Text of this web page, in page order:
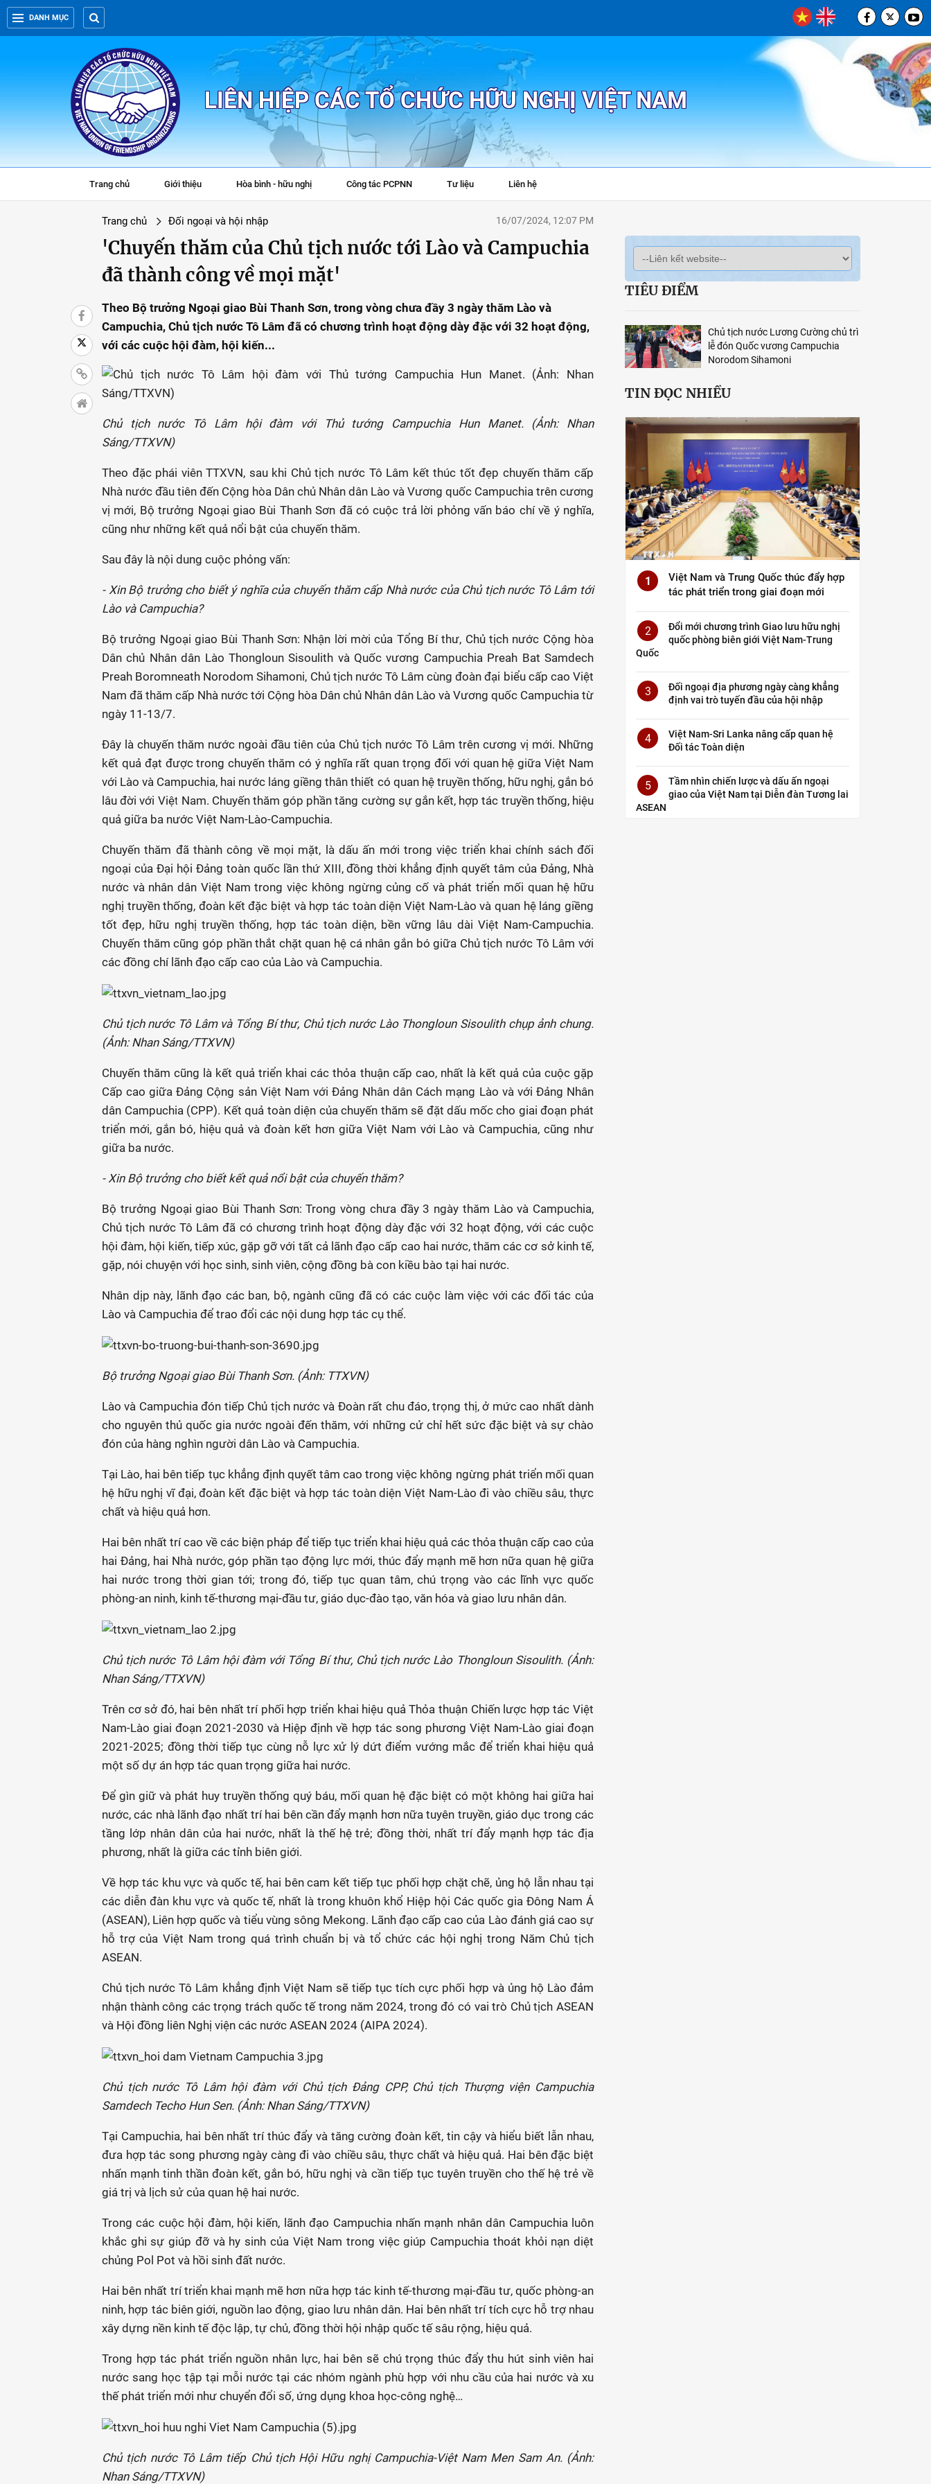
DANH MỤC
LIÊN HIỆP CÁC TỔ CHỨC HỮU NGHỊ VIỆT NAM
Trang chủ Giới thiệu Hòa bình - hữu nghị Công tác PCPNN Tư liệu Liên hệ
Trang chủ Đối ngoại và hội nhập 16/07/2024, 12:07 PM
'Chuyến thăm của Chủ tịch nước tới Lào và Campuchia
đã thành công về mọi mặt'
Theo Bộ trưởng Ngoại giao Bùi Thanh Sơn, trong vòng chưa đầy 3 ngày thăm Lào và
Campuchia, Chủ tịch nước Tô Lâm đã có chương trình hoạt động dày đặc với 32 hoạt động,
với các cuộc hội đàm, hội kiến...
Chủ tịch nước Tô Lâm hội đàm với Thủ tướng Campuchia Hun Manet. (Ảnh: Nhan
Sáng/TTXVN)
Theo đặc phái viên TTXVN, sau khi Chủ tịch nước Tô Lâm kết thúc tốt đẹp chuyến thăm cấp
Nhà nước đầu tiên đến Cộng hòa Dân chủ Nhân dân Lào và Vương quốc Campuchia trên cương
vị mới, Bộ trưởng Ngoại giao Bùi Thanh Sơn đã có cuộc trả lời phỏng vấn báo chí về ý nghĩa,
cũng như những kết quả nổi bật của chuyến thăm.
Sau đây là nội dung cuộc phỏng vấn:
- Xin Bộ trưởng cho biết ý nghĩa của chuyến thăm cấp Nhà nước của Chủ tịch nước Tô Lâm tới
Lào và Campuchia?
Bộ trưởng Ngoại giao Bùi Thanh Sơn: Nhận lời mời của Tổng Bí thư, Chủ tịch nước Cộng hòa
Dân chủ Nhân dân Lào Thongloun Sisoulith và Quốc vương Campuchia Preah Bat Samdech
Preah Boromneath Norodom Sihamoni, Chủ tịch nước Tô Lâm cùng đoàn đại biểu cấp cao Việt
Nam đã thăm cấp Nhà nước tới Cộng hòa Dân chủ Nhân dân Lào và Vương quốc Campuchia từ
ngày 11-13/7.
Đây là chuyến thăm nước ngoài đầu tiên của Chủ tịch nước Tô Lâm trên cương vị mới. Những
kết quả đạt được trong chuyến thăm có ý nghĩa rất quan trọng đối với quan hệ giữa Việt Nam
với Lào và Campuchia, hai nước láng giềng thân thiết có quan hệ truyền thống, hữu nghị, gắn bó
lâu đời với Việt Nam. Chuyến thăm góp phần tăng cường sự gắn kết, hợp tác truyền thống, hiệu
quả giữa ba nước Việt Nam-Lào-Campuchia.
Chuyến thăm đã thành công về mọi mặt, là dấu ấn mới trong việc triển khai chính sách đối
ngoại của Đại hội Đảng toàn quốc lần thứ XIII, đồng thời khẳng định quyết tâm của Đảng, Nhà
nước và nhân dân Việt Nam trong việc không ngừng củng cố và phát triển mối quan hệ hữu
nghị truyền thống, đoàn kết đặc biệt và hợp tác toàn diện Việt Nam-Lào và quan hệ láng giềng
tốt đẹp, hữu nghị truyền thống, hợp tác toàn diện, bền vững lâu dài Việt Nam-Campuchia.
Chuyến thăm cũng góp phần thắt chặt quan hệ cá nhân gắn bó giữa Chủ tịch nước Tô Lâm với
các đồng chí lãnh đạo cấp cao của Lào và Campuchia.
Chủ tịch nước Tô Lâm và Tổng Bí thư, Chủ tịch nước Lào Thongloun Sisoulith chụp ảnh chung.
(Ảnh: Nhan Sáng/TTXVN)
Chuyến thăm cũng là kết quả triển khai các thỏa thuận cấp cao, nhất là kết quả của cuộc gặp
Cấp cao giữa Đảng Cộng sản Việt Nam với Đảng Nhân dân Cách mạng Lào và với Đảng Nhân
dân Campuchia (CPP). Kết quả toàn diện của chuyến thăm sẽ đặt dấu mốc cho giai đoạn phát
triển mới, gắn bó, hiệu quả và đoàn kết hơn giữa Việt Nam với Lào và Campuchia, cũng như
giữa ba nước.
- Xin Bộ trưởng cho biết kết quả nổi bật của chuyến thăm?
Bộ trưởng Ngoại giao Bùi Thanh Sơn: Trong vòng chưa đầy 3 ngày thăm Lào và Campuchia,
Chủ tịch nước Tô Lâm đã có chương trình hoạt động dày đặc với 32 hoạt động, với các cuộc
hội đàm, hội kiến, tiếp xúc, gặp gỡ với tất cả lãnh đạo cấp cao hai nước, thăm các cơ sở kinh tế,
gặp, nói chuyện với học sinh, sinh viên, cộng đồng bà con kiều bào tại hai nước.
Nhân dịp này, lãnh đạo các ban, bộ, ngành cũng đã có các cuộc làm việc với các đối tác của
Lào và Campuchia để trao đổi các nội dung hợp tác cụ thể.
Bộ trưởng Ngoại giao Bùi Thanh Sơn. (Ảnh: TTXVN)
Lào và Campuchia đón tiếp Chủ tịch nước và Đoàn rất chu đáo, trọng thị, ở mức cao nhất dành
cho nguyên thủ quốc gia nước ngoài đến thăm, với những cử chỉ hết sức đặc biệt và sự chào
đón của hàng nghìn người dân Lào và Campuchia.
Tại Lào, hai bên tiếp tục khẳng định quyết tâm cao trong việc không ngừng phát triển mối quan
hệ hữu nghị vĩ đại, đoàn kết đặc biệt và hợp tác toàn diện Việt Nam-Lào đi vào chiều sâu, thực
chất và hiệu quả hơn.
Hai bên nhất trí cao về các biện pháp để tiếp tục triển khai hiệu quả các thỏa thuận cấp cao của
hai Đảng, hai Nhà nước, góp phần tạo động lực mới, thúc đẩy mạnh mẽ hơn nữa quan hệ giữa
hai nước trong thời gian tới; trong đó, tiếp tục quan tâm, chú trọng vào các lĩnh vực quốc
phòng-an ninh, kinh tế-thương mại-đầu tư, giáo dục-đào tạo, văn hóa và giao lưu nhân dân.
Chủ tịch nước Tô Lâm hội đàm với Tổng Bí thư, Chủ tịch nước Lào Thongloun Sisoulith. (Ảnh:
Nhan Sáng/TTXVN)
Trên cơ sở đó, hai bên nhất trí phối hợp triển khai hiệu quả Thỏa thuận Chiến lược hợp tác Việt
Nam-Lào giai đoạn 2021-2030 và Hiệp định về hợp tác song phương Việt Nam-Lào giai đoạn
2021-2025; đồng thời tiếp tục cùng nỗ lực xử lý dứt điểm vướng mắc để triển khai hiệu quả
một số dự án hợp tác quan trọng giữa hai nước.
Để gìn giữ và phát huy truyền thống quý báu, mối quan hệ đặc biệt có một không hai giữa hai
nước, các nhà lãnh đạo nhất trí hai bên cần đẩy mạnh hơn nữa tuyên truyền, giáo dục trong các
tầng lớp nhân dân của hai nước, nhất là thế hệ trẻ; đồng thời, nhất trí đẩy mạnh hợp tác địa
phương, nhất là giữa các tỉnh biên giới.
Về hợp tác khu vực và quốc tế, hai bên cam kết tiếp tục phối hợp chặt chẽ, ủng hộ lẫn nhau tại
các diễn đàn khu vực và quốc tế, nhất là trong khuôn khổ Hiệp hội Các quốc gia Đông Nam Á
(ASEAN), Liên hợp quốc và tiểu vùng sông Mekong. Lãnh đạo cấp cao của Lào đánh giá cao sự
hỗ trợ của Việt Nam trong quá trình chuẩn bị và tổ chức các hội nghị trong Năm Chủ tịch
ASEAN.
Chủ tịch nước Tô Lâm khẳng định Việt Nam sẽ tiếp tục tích cực phối hợp và ủng hộ Lào đảm
nhận thành công các trọng trách quốc tế trong năm 2024, trong đó có vai trò Chủ tịch ASEAN
và Hội đồng liên Nghị viện các nước ASEAN 2024 (AIPA 2024).
Chủ tịch nước Tô Lâm hội đàm với Chủ tịch Đảng CPP, Chủ tịch Thượng viện Campuchia
Samdech Techo Hun Sen. (Ảnh: Nhan Sáng/TTXVN)
Tại Campuchia, hai bên nhất trí thúc đẩy và tăng cường đoàn kết, tin cậy và hiểu biết lẫn nhau,
đưa hợp tác song phương ngày càng đi vào chiều sâu, thực chất và hiệu quả. Hai bên đặc biệt
nhấn mạnh tinh thần đoàn kết, gắn bó, hữu nghị và cần tiếp tục tuyên truyền cho thế hệ trẻ về
giá trị và lịch sử của quan hệ hai nước.
Trong các cuộc hội đàm, hội kiến, lãnh đạo Campuchia nhấn mạnh nhân dân Campuchia luôn
khắc ghi sự giúp đỡ và hy sinh của Việt Nam trong việc giúp Campuchia thoát khỏi nạn diệt
chủng Pol Pot và hồi sinh đất nước.
Hai bên nhất trí triển khai mạnh mẽ hơn nữa hợp tác kinh tế-thương mại-đầu tư, quốc phòng-an
ninh, hợp tác biên giới, nguồn lao động, giao lưu nhân dân. Hai bên nhất trí tích cực hỗ trợ nhau
xây dựng nền kinh tế độc lập, tự chủ, đồng thời hội nhập quốc tế sâu rộng, hiệu quả.
Trong hợp tác phát triển nguồn nhân lực, hai bên sẽ chú trọng thúc đẩy thu hút sinh viên hai
nước sang học tập tại mỗi nước tại các nhóm ngành phù hợp với nhu cầu của hai nước và xu
thế phát triển mới như chuyển đổi số, ứng dụng khoa học-công nghệ…
Chủ tịch nước Tô Lâm tiếp Chủ tịch Hội Hữu nghị Campuchia-Việt Nam Men Sam An. (Ảnh:
Nhan Sáng/TTXVN)
TIÊU ĐIỂM
Chủ tịch nước Lương Cường chủ trì
lễ đón Quốc vương Campuchia
Norodom Sihamoni
TIN ĐỌC NHIỀU
1
Việt Nam và Trung Quốc thúc đẩy hợp
tác phát triển trong giai đoạn mới
2
Đổi mới chương trình Giao lưu hữu nghị
quốc phòng biên giới Việt Nam-Trung
Quốc
3
Đối ngoại địa phương ngày càng khẳng
định vai trò tuyến đầu của hội nhập
4
Việt Nam-Sri Lanka nâng cấp quan hệ
Đối tác Toàn diện
5
Tầm nhìn chiến lược và dấu ấn ngoại
giao của Việt Nam tại Diễn đàn Tương lai
ASEAN